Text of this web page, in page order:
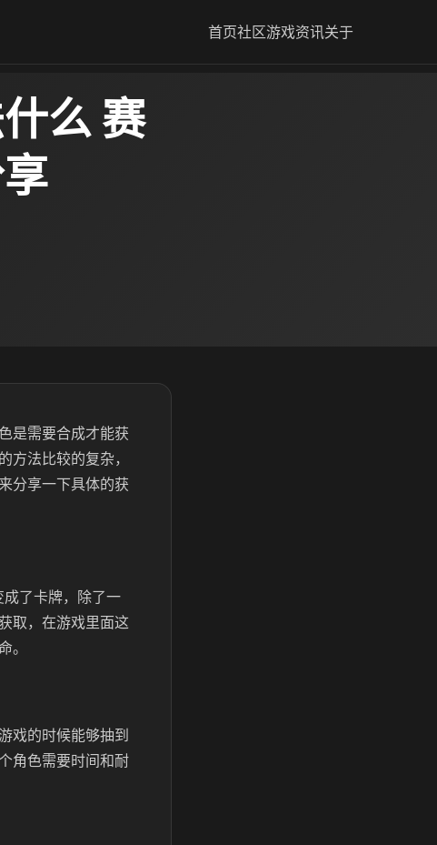
首页社区游戏资讯关于
么 赛
是需要合成才能获
法比较的复杂，
分享一下具体的获
了卡牌，除了一
取，在游戏里面这
。
戏的时候能够抽到
角色需要时间和耐